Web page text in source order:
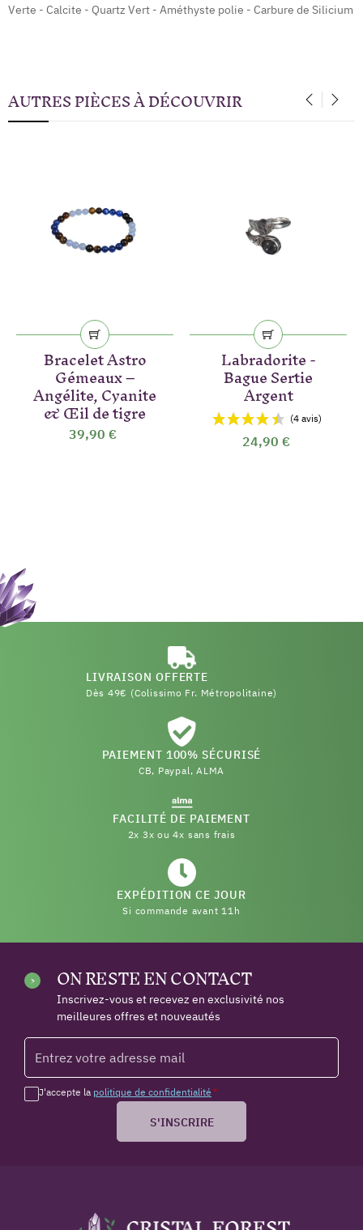
Verte - Calcite - Quartz Vert - Améthyste polie - Carbure de Silicium
AUTRES PIÈCES À DÉCOUVRIR
Bracelet Astro
Gémeaux –
Angélite, Cyanite
& Œil de tigre
39,90 €
Labradorite -
Bague Sertie
Argent
24,90 €
LIVRAISON OFFERTE
Dès 49€ (Colissimo Fr. Métropolitaine)
PAIEMENT 100% SÉCURISÉ
CB, Paypal, ALMA
FACILITÉ DE PAIEMENT
2x 3x ou 4x sans frais
EXPÉDITION CE JOUR
Si commande avant 11h
ON RESTE EN CONTACT
Inscrivez-vous et recevez en exclusivité nos
meilleures offres et nouveautés
J'accepte la politique de confidentialité *
S'INSCRIRE